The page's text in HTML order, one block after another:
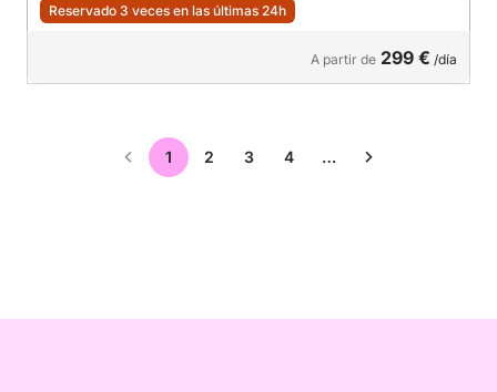
Reservado 3 veces en las últimas 24h
A partir de 299 € /día
1 2 3 4 …